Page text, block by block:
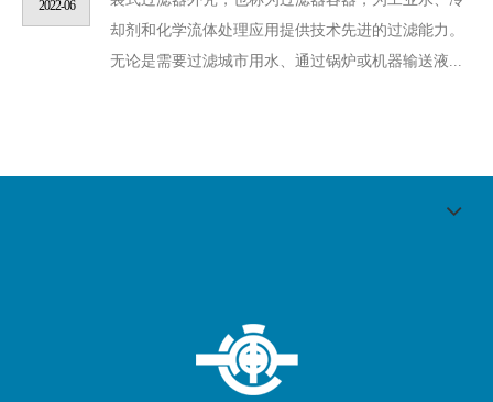
2022-06
却剂和化学流体处理应用提供技术先进的过滤能力。
无论是需要过滤城市用水、通过锅炉或机器输送液...